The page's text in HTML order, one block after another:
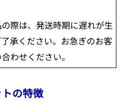
際は、発送時期に遅れが生
承ください。お急ぎのお客
わせください。
の特徴